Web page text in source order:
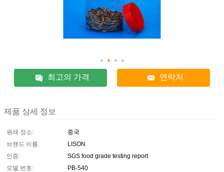
최고의 가격 연락처
제품 상세 정보
원래 장소:
중국
브랜드 이름:
LISON
인증:
SGS food grade testing report
모델 번호:
PB-540